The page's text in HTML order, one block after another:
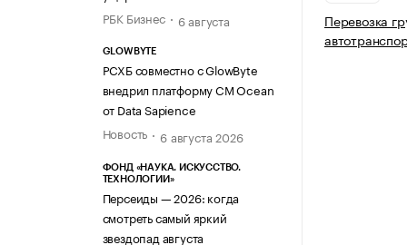
РБК Бизнес
6 августа
GLOWBYTE
РСХБ совместно с GlowByte
внедрил платформу CM Ocean
от Data Sapience
Новость
6 августа 2026
ФОНД «НАУКА. ИСКУССТВО.
ТЕХНОЛОГИИ»
Персеиды — 2026: когда
смотреть самый яркий
звездопад августа
Перевозка